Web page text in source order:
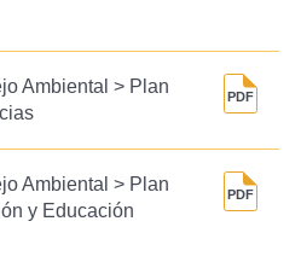
Ambiental > Plan
Ambiental > Plan
y Educación